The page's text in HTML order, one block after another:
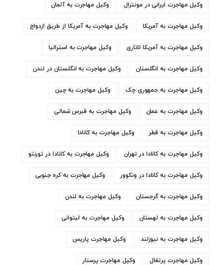
وکیل مهاجرت ایرانی در مونترال وکیل مهاجرت به آلمان
وکیل مهاجرت به آمریکا وکیل مهاجرت به آمریکا از طریق ازدواج
وکیل مهاجرت به آمریکا لاتاری وکیل مهاجرت به استرالیا
وکیل مهاجرت به انگلستان وکیل مهاجرت به انگلستان در لندن
وکیل مهاجرت به جمهوری چک وکیل مهاجرت به چین
وکیل مهاجرت به عمان وکیل مهاجرت به قبرس شمالی
وکیل مهاجرت به قطر وکیل مهاجرت به کانادا
وکیل مهاجرت به کانادا در تهران وکیل مهاجرت به کانادا در تورنتو
وکیل مهاجرت به کانادا در ونکوور وکیل مهاجرت به کره جنوبی
وکیل مهاجرت به گرجستان وکیل مهاجرت به لندن
وکیل مهاجرت به لهستان وکیل مهاجرت به لیتوانی
وکیل مهاجرت به نیوزلند وکیل مهاجرت پاریس
وکیل مهاجرت پرتغال وکیل مهاجرت پرستار